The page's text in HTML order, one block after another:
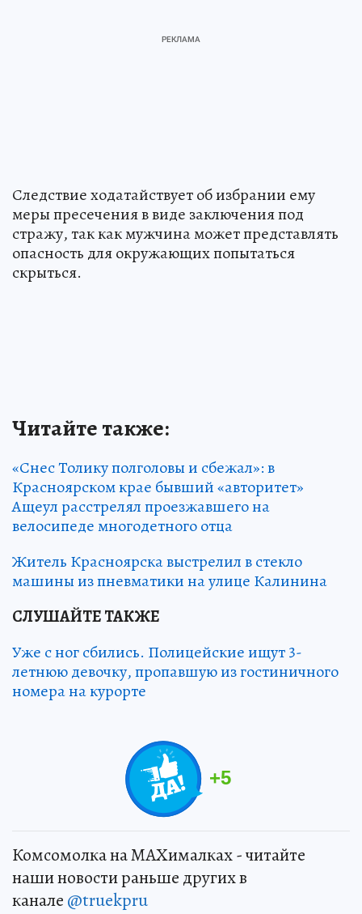
Следствие ходатайствует об избрании ему
меры пресечения в виде заключения под
стражу, так как мужчина может представлять
опасность для окружающих попытаться
скрыться.
Читайте также:
«Снес Толику полголовы и сбежал»: в
Красноярском крае бывший «авторитет»
Ащеул расстрелял проезжавшего на
велосипеде многодетного отца
Житель Красноярска выстрелил в стекло
машины из пневматики на улице Калинина
СЛУШАЙТЕ ТАКЖЕ
Уже с ног сбились. Полицейские ищут 3-
летнюю девочку, пропавшую из гостиничного
номера на курорте
+5
Комсомолка на MAXималках - читайте
наши новости раньше других в
канале @truekpru